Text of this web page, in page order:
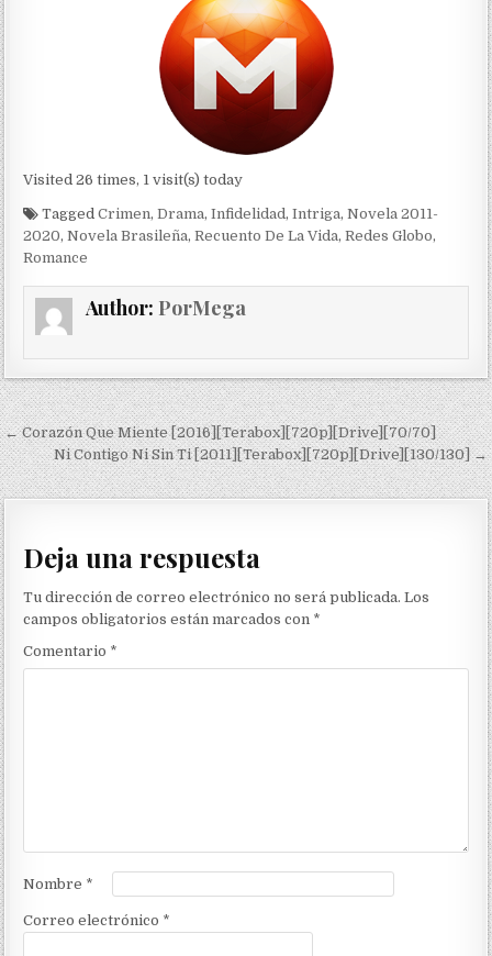
Visited 26 times, 1 visit(s) today
TaggedCrimen,Drama,Infidelidad ,Intriga,Novela 2011-
2020,Novela Brasileña,Recuento De La Vida,Redes Globo,
Romance
Author: PorMega
Navegación de entradas
← Corazón Que Miente [2016][Terabox][720p][Drive][70/70]
Ni Contigo Ni Sin Ti [2011][Terabox][720p][Drive][130/130] →
Deja una respuesta
Tu dirección de correo electrónico no será publicada. Los
campos obligatorios están marcados con *
Comentario *
Nombre *
Correo electrónico *